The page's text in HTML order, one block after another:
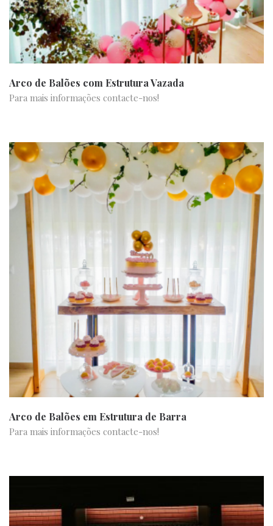
Arco de Balões com Estrutura Vazada
Para mais informações contacte-nos!
Arco de Balões em Estrutura de Barra
Para mais informações contacte-nos!